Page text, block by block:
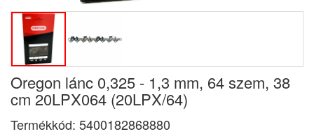
Oregon lánc 0,325 - 1,3 mm, 64 szem, 38
cm 20LPX064 (20LPX/64)
Termékkód: 5400182868880